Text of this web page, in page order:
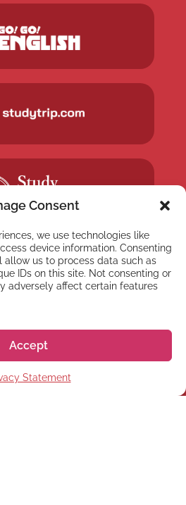
Consent
we use technologies like
device information. Consenting
us to process data such as
IDs on this site. Not consenting or
adversely affect certain features
Accept
Statement
vous à notre